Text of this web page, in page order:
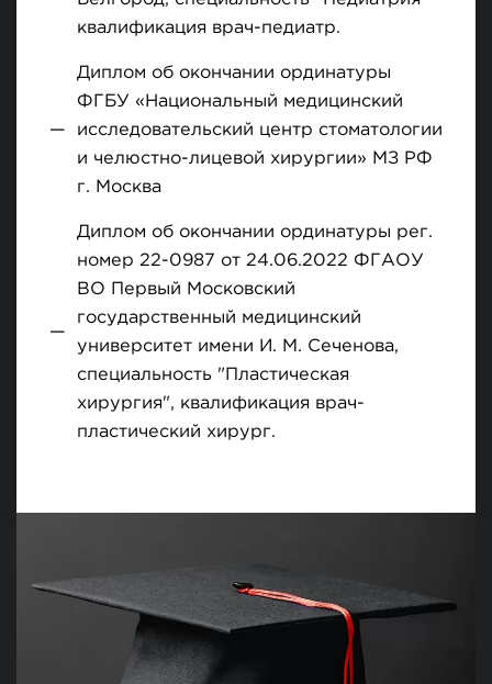
квалификация врач-педиатр.
Диплом об окончании ординатуры
ФГБУ «Национальный медицинский
исследовательский центр стоматологии
и челюстно-лицевой хирургии» МЗ РФ
г. Москва
Диплом об окончании ординатуры рег.
номер 22-0987 от 24.06.2022 ФГАОУ
ВО Первый Московский
государственный медицинский
университет имени И. М. Сеченова,
специальность "Пластическая
хирургия", квалификация врач-
пластический хирург.